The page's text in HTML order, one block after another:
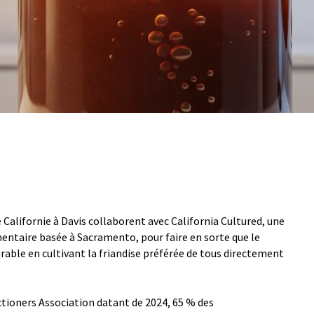
à Davis collaborent avec California Cultured, une
basée à Sacramento, pour faire en sorte que le
en cultivant la friandise préférée de tous directement
Association datant de 2024, 65 % des